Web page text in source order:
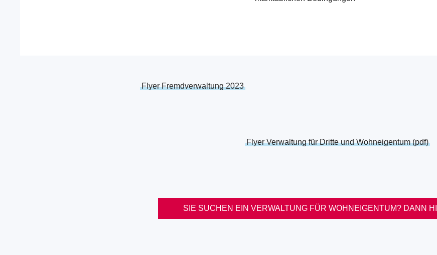
Flyer Fremdverwaltung 2023
Flyer Verwaltung für Dritte und Wohneigentum (pdf)
SIE SUCHEN EIN VERWALTUNG FÜR WOHNEIGENTUM? DANN